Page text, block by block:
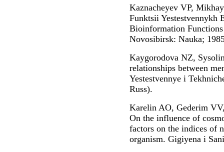
Kaznacheyev VP,
Funktsii Yestestvennykh
Bioinformation
Novosibirsk: Nauka;
Kaygorodova NZ,
relationships between
Yestestvennye i
Russ).
Karelin AO, Gederim
On the influence of
factors on the indices of
organism. Gigiyena i